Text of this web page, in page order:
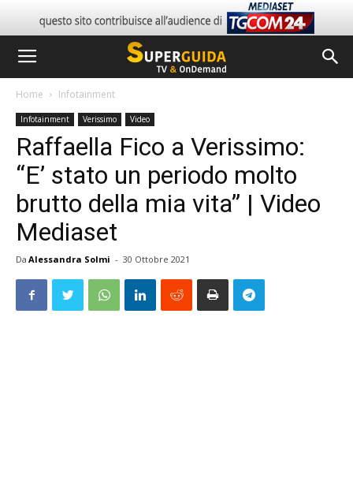
Home Infotainment
Infotainment Verissimo Video
Raffaella Fico a Verissimo:
“E’ stato un periodo molto
brutto della mia vita” | Video
Mediaset
Da Alessandra Solmi - 30 Ottobre 2021